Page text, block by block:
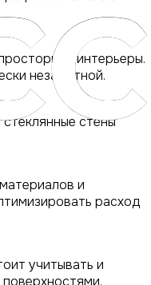
интерьеры.
незаметной.
стены
и
расход
учитывать и